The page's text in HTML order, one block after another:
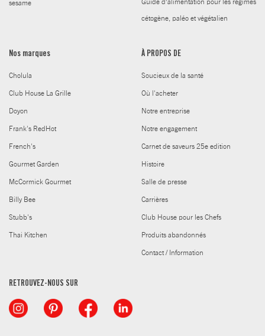
sesame Guide d’alimentation pour les régimes
cétogène, paléo et végétalien
Nos marques
Cholula
Club House La Grille
Doyon
Frank's RedHot
French's
Gourmet Garden
McCormick Gourmet
Billy Bee
Stubb's
Thai Kitchen
À PROPOS DE
Soucieux de la santé
Où l'acheter
Notre entreprise
Notre engagement
Carnet de saveurs 25e edition
Histoire
Salle de presse
Carrières
Club House pour les Chefs
Produits abandonnés
Contact / Information
RETROUVEZ-NOUS SUR